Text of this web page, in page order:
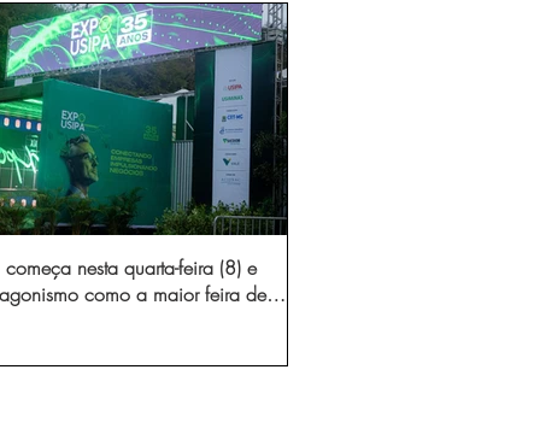
nesta quarta-feira (8) e
como a maior feira de